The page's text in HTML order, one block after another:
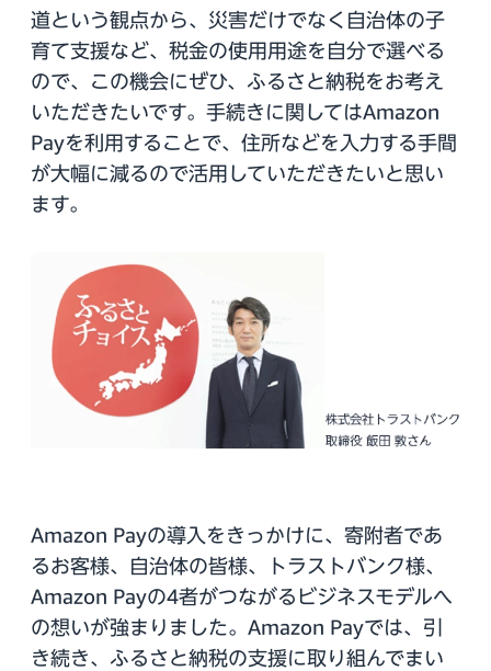
道という観点から、災害だけでなく自治体の子
育て支援など、税金の使用用途を自分で選べる
ので、この機会にぜひ、ふるさと納税をお考え
いただきたいです。手続きに関してはAmazon
Payを利用することで、住所などを入力する手間
が大幅に減るので活用していただきたいと思い
ます。
Amazon Payの導入をきっかけに、寄附者であ
るお客様、自治体の皆様、トラストバンク様、
Amazon Payの4者がつながるビジネスモデルへ
の想いが強まりました。Amazon Payでは、引
き続き、ふるさと納税の支援に取り組んでまい